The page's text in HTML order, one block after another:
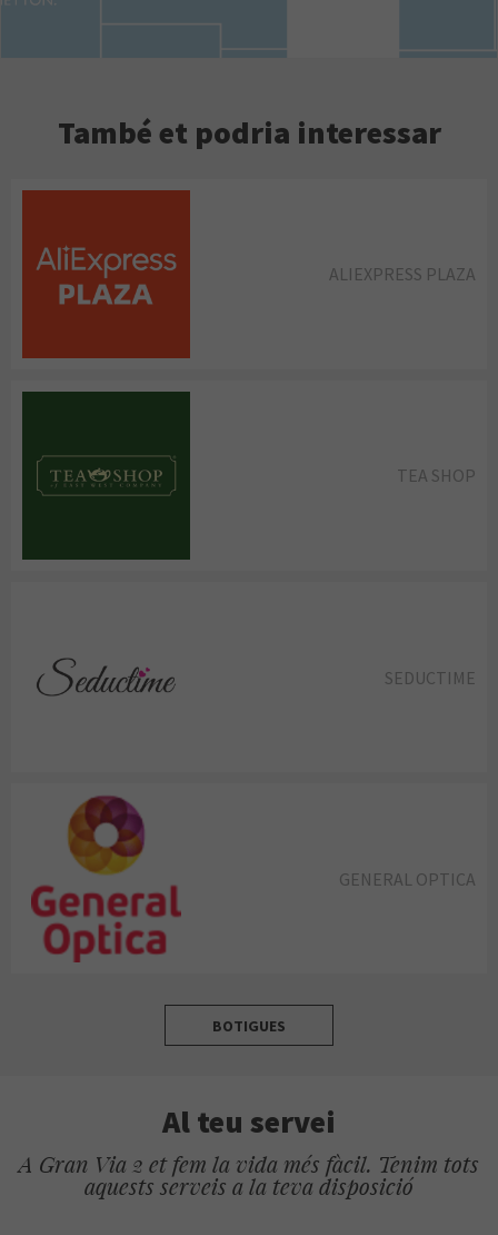
També et podria interessar
ALIEXPRESS PLAZA
TEA SHOP
SEDUCTIME
GENERAL OPTICA
BOTIGUES
Al teu servei
A Gran Via 2 et fem la vida més fàcil. Tenim tots
aquests serveis a la teva disposició